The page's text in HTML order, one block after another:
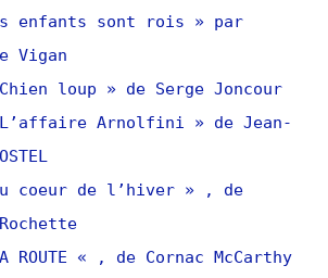
enfants sont rois » par
Vigan
loup » de Serge Joncour
L’affaire Arnolfini » de Jean-
coeur de l’hiver » , de
ROUTE « , de Cornac McCarthy